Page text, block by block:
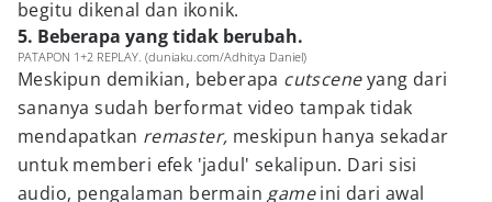
begitu dikenal dan ikonik.
5. Beberapa yang tidak berubah.
PATAPON 1+2 REPLAY. (duniaku.com/Adhitya Daniel)
Meskipun demikian, beberapa cutsceneyang dari
sananya sudah berformat video tampak tidak
mendapatkan remaster, meskipun hanya sekadar
untuk memberi efek 'jadul' sekalipun. Dari sisi
audio, pengalaman bermain gameini dari awal